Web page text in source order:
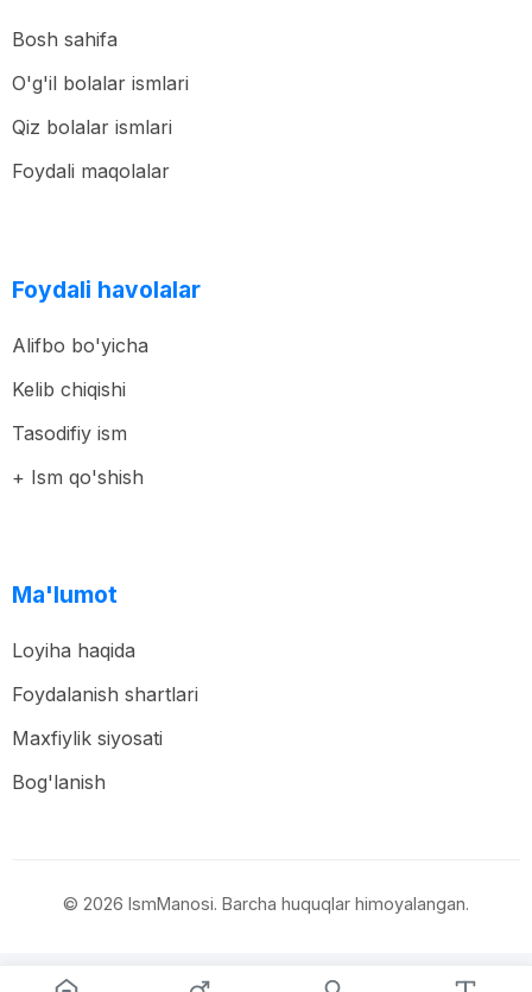
Bosh sahifa
O'g'il bolalar ismlari
Qiz bolalar ismlari
Foydali maqolalar
Foydali havolalar
Alifbo bo'yicha
Kelib chiqishi
Tasodifiy ism
+ Ism qo'shish
Ma'lumot
Loyiha haqida
Foydalanish shartlari
Maxfiylik siyosati
Bog'lanish
© 2026 IsmManosi. Barcha huquqlar himoyalangan.